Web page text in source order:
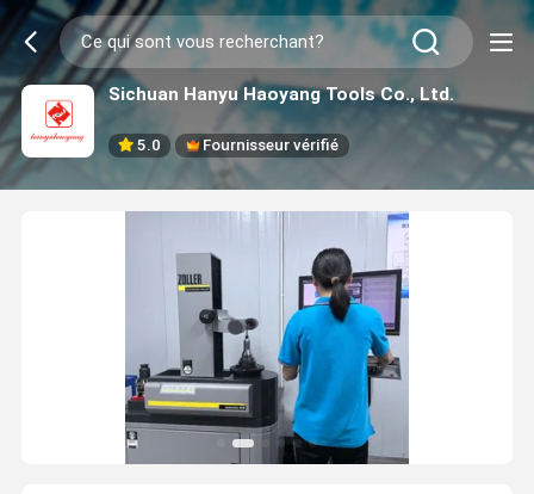
Sichuan Hanyu Haoyang Tools Co., Ltd.
5.0 Fournisseur vérifié